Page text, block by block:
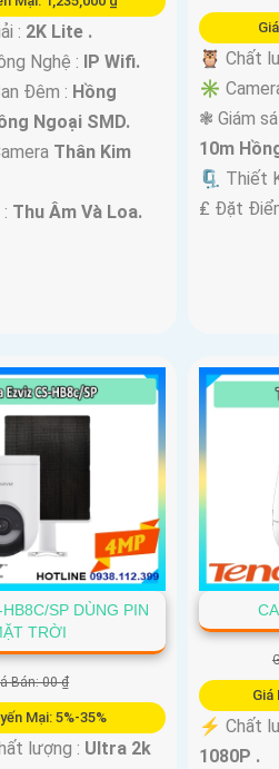
: 2K Lite .
Nghệ : IP Wifi.
Đêm : Hồng
Ngoại SMD.
Thân Kim
Thu Âm Và Loa.
🦉 Chất
✳️
❃ Giám
10m
🗜️ Thiết
️₤ Đặt
SP DÙNG PIN
TRỜI
Bán: 00 ₫
Mại: 5%-35%
lượng : Ultra 2k
Giá
️⚡ Chất
1080P .